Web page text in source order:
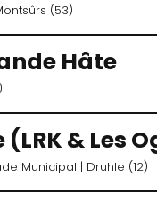
(53)
Hâte
& Les
Municipal | Druhle (12)